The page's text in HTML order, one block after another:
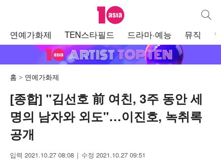
텐아시아 통합
연예가화제 TEN스타필드 드라마·예능 뮤직
홈 연예가화제
[종합] "김선호 前 여친, 3주 동안 세
명의 남자와 외도"…이진호, 녹취록
공개
입력 2021.10.27 08:08 수정 2021.10.27 09:51